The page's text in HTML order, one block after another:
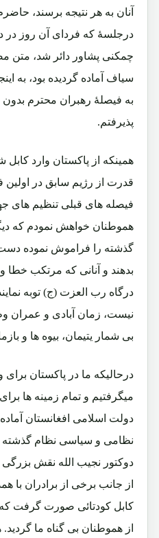
آنان به هر نتیجه برسند،
درجلسۀ که فردای آن روز در
چمکنی پشاور دائر شد، متن
سیاف آماده گردیده بود، به
به فیصلۀ رهبران محترم بدون
پذیرفتم.
همینکه از پاکستان وارد
قدرت از رژیم سابق در
فیصله های قبلی تنظیم های
هموطنان خواهش نمودم که
گذشته را فراموش نموده
بدهند و آنانی که مرتکب خطا و
درگاه رب العزت (ج) توبه
نیست، زمان آبادی و عمران
بی شمار یتیمان، بیوه ها و
درحالیکه ما در پاکستان
میگرفتیم و تمام زمینه ها
دولت اسلامی افغانستان
نظامی و سیاسی نظام گذشته
دوکتور نجیب الله نقش بزرگی
از جانب برخی از برادران با
کابل کودتائی صورت گرفت
از هموطنان بی گناه ما گردید.